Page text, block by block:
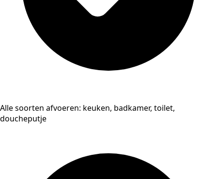
Alle soorten afvoeren: keuken, badkamer, toilet,
doucheputje